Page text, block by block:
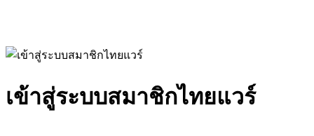
เข้าสู่ระบบสมาชิกไทยแวร์